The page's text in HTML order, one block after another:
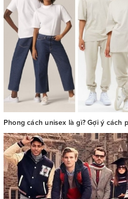
Phong cách unisex là gì? Gợi ý cách